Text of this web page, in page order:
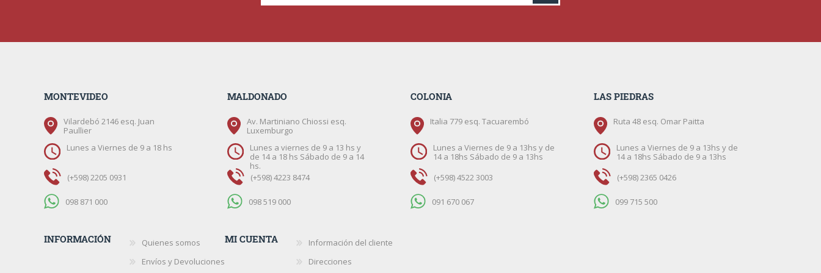
MONTEVIDEO
Vilardebó 2146 esq. Juan
Paullier
Lunes a Viernes de 9 a 18 hs
(+598) 2205 0931
098 871 000
MALDONADO
Av. Martiniano Chiossi esq.
Luxemburgo
Lunes a viernes de 9 a 13 hs y
de 14 a 18 hs Sábado de 9 a 14
hs.
(+598) 4223 8474
098 519 000
COLONIA
Italia 779 esq. Tacuarembó
Lunes a Viernes de 9 a 13hs y de
14 a 18hs Sábado de 9 a 13hs
(+598) 4522 3003
091 670 067
LAS PIEDRAS
Ruta 48 esq. Omar Paitta
Lunes a Viernes de 9 a 13hs y de
14 a 18hs Sábado de 9 a 13hs
(+598) 2365 0426
099 715 500
INFORMACIÓN
Quienes somos
Envíos y Devoluciones
MI CUENTA
Información del cliente
Direcciones